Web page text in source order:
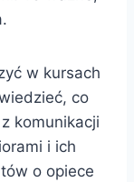
w kursach
co
komunikacji
i ich
o opiece